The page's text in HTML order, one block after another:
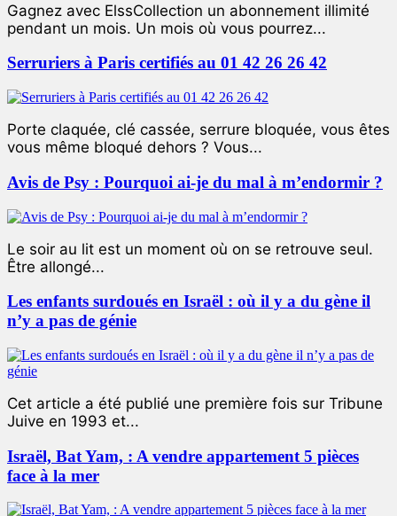
Gagnez avec ElssCollection un abonnement illimité
pendant un mois. Un mois où vous pourrez...
Serruriers à Paris certifiés au 01 42 26 26 42
Porte claquée, clé cassée, serrure bloquée, vous êtes
vous même bloqué dehors ? Vous...
Avis de Psy : Pourquoi ai-je du mal à m’endormir ?
Le soir au lit est un moment où on se retrouve seul.
Être allongé...
Les enfants surdoués en Israël : où il y a du gène il
n’y a pas de génie
Cet article a été publié une première fois sur Tribune
Juive en 1993 et...
Israël, Bat Yam, : A vendre appartement 5 pièces
face à la mer